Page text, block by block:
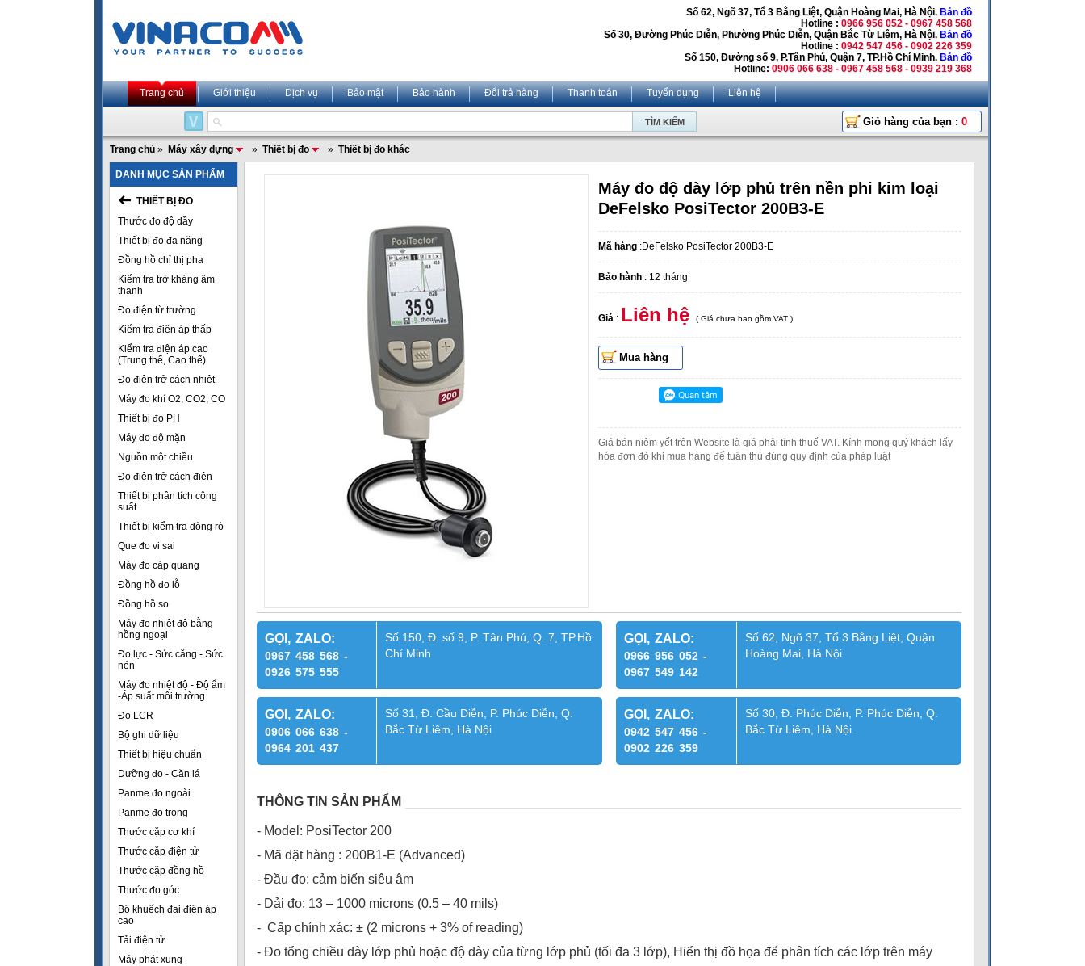
Số 62, Ngõ 37, Tổ 3 Bằng Liệt, Quận Hoàng Mai, Hà Nội. Bản đồ
Hotline : 0966 956 052 - 0967 458 568
Số 30, Đường Phúc Diễn, Phường Phúc Diễn, Quận Bắc Từ Liêm, Hà Nội. Bản đồ
Hotline : 0942 547 456 - 0902 226 359
Số 150, Đường số 9, P.Tân Phú, Quận 7, TP.Hồ Chí Minh. Bản đồ
Hotline: 0906 066 638 - 0967 458 568 - 0939 219 368
Trang chủ Giới thiệu Dịch vụ Bảo mật Bảo hành Đổi trả hàng Thanh toán Tuyển dụng Liên hệ
Giỏ hàng của bạn : 0
Trang chủ » Máy xây dựng » Thiết bị đo » Thiết bị đo khác
DANH MỤC SẢN PHẨM
THIẾT BỊ ĐO
Thước đo độ dầy
Thiết bị đo đa năng
Đồng hồ chỉ thị pha
Kiểm tra trở kháng âm
thanh
Đo điện từ trường
Kiểm tra điện áp thấp
Kiểm tra điện áp cao
(Trung thế, Cao thế)
Đo điện trở cách nhiệt
Máy đo khí O2, CO2, CO
Thiết bị đo PH
Máy đo độ mặn
Nguồn một chiều
Đo điện trở cách điện
Thiết bị phân tích công
suất
Thiết bị kiểm tra dòng rò
Que đo vi sai
Máy đo cáp quang
Đồng hồ đo lỗ
Đồng hồ so
Máy đo nhiệt độ bằng
hồng ngoại
Đo lực - Sức căng - Sức
nén
Máy đo nhiệt độ - Độ ẩm
-Áp suất môi trường
Đo LCR
Bộ ghi dữ liệu
Thiết bị hiệu chuẩn
Dưỡng đo - Căn lá
Panme đo ngoài
Panme đo trong
Thước cặp cơ khí
Thước cặp điện tử
Thước cặp đồng hồ
Thước đo góc
Bộ khuếch đại điện áp
cao
Tải điện tử
Máy phát xung
Máy đo độ dày lớp phủ trên nền phi kim loại
DeFelsko PosiTector 200B3-E
Mã hàng :DeFelsko PosiTector 200B3-E
Bảo hành : 12 tháng
Giá : Liên hệ ( Giá chưa bao gồm VAT )
Mua hàng
Giá bán niêm yết trên Website là giá phải tính thuế VAT. Kính mong quý khách lấy
hóa đơn đỏ khi mua hàng để tuân thủ đúng quy định của pháp luật
GỌI, ZALO:
0967 458 568 -
0926 575 555
Số 150, Đ. số 9, P. Tân Phú, Q. 7, TP.Hồ
Chí Minh
GỌI, ZALO:
0966 956 052 -
0967 549 142
Số 62, Ngõ 37, Tổ 3 Bằng Liệt, Quận
Hoàng Mai, Hà Nội.
GỌI, ZALO:
0906 066 638 -
0964 201 437
Số 31, Đ. Cầu Diễn, P. Phúc Diễn, Q.
Bắc Từ Liêm, Hà Nội
GỌI, ZALO:
0942 547 456 -
0902 226 359
Số 30, Đ. Phúc Diễn, P. Phúc Diễn, Q.
Bắc Từ Liêm, Hà Nội.
THÔNG TIN SẢN PHẨM
- Model: PosiTector 200
- Mã đặt hàng : 200B1-E (Advanced)
- Đầu đo: cảm biến siêu âm
- Dải đo: 13 – 1000 microns (0.5 – 40 mils)
- Cấp chính xác: ± (2 microns + 3% of reading)
- Đo tổng chiều dày lớp phủ hoặc độ dày của từng lớp phủ (tối đa 3 lớp), Hiển thị đồ họa để phân tích các lớp trên máy